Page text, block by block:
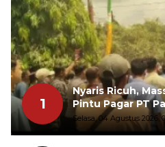
1
Nyaris Ricuh,
Pintu Pagar PT
Selasa, 04 Agustus 2026,